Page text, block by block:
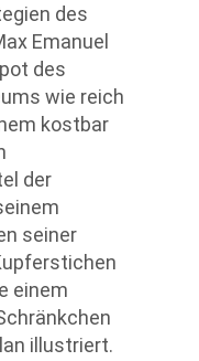
des
Emanuel
des
wie reich
kostbar
der
seiner
einem
illustriert.